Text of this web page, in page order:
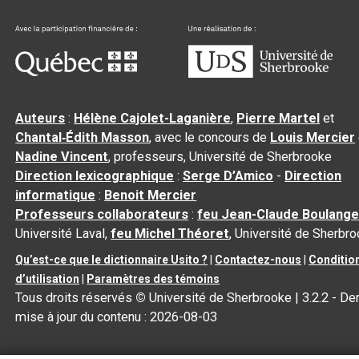
Auteurs : Hélène Cajolet-Laganière, Pierre Martel et
Chantal‑Édith Masson, avec le concours de Louis Mercier
Nadine Vincent, professeurs, Université de Sherbrooke
Direction lexicographique :Serge D’Amico - Direction
informatique : Benoit Mercier
Professeurs collaborateurs :feu Jean-Claude
Université Laval,feu Michel Théoret, Université de
Qu’est-ce que le dictionnaire Usito ? Contactez-nous
d’utilisation
Paramètres des témoins
Tous droits réservés © Université de Sherbrooke |3.2.2 -
mise à jour du contenu :2026-08-03